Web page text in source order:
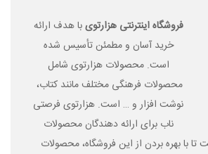
فروشگاه اینترنتی هزارتویبا هدف ارائه
خرید آسان و مطمئن تأسیس شده
است. محصولات هزارتوی شامل
محصولات فرهنگی مختلف مانند کتاب،
نوشت افزار و … است. هزارتوی فرصتی
ناب برای ارائه دهندگان محصولات
با بهره بردن از این فروشگاه، محصولات